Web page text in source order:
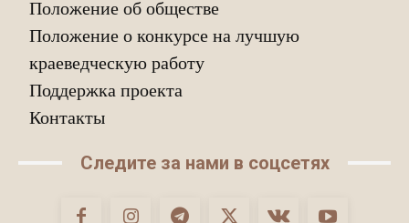
Положение об обществе
Положение о конкурсе на лучшую
краеведческую работу
Поддержка проекта
Контакты
Следите за нами в соцсетях